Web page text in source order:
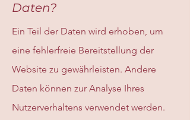
Daten?
Ein Teil der Daten wird erhoben, um
eine fehlerfreie Bereitstellung der
Website zu gewährleisten. Andere
Daten können zur Analyse Ihres
Nutzerverhaltens verwendet werden.